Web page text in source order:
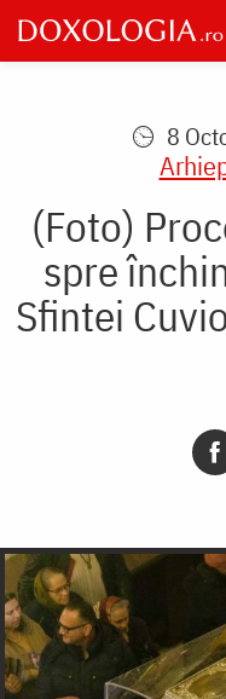
Skip
to
main
8
(Foto)
spre
Sfintei